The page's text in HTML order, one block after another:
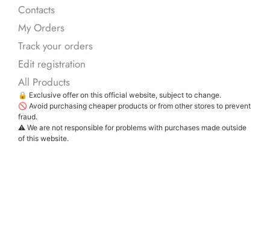
Contacts
My Orders
Track your orders
Edit registration
All Products
🔒 Exclusive offer on this official website, subject to change.
🚫 Avoid purchasing cheaper products or from other stores to prevent
fraud.
⚠️ We are not responsible for problems with purchases made outside
of this website.